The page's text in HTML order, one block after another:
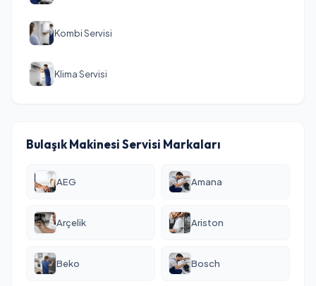
Kombi Servisi
Klima Servisi
Bulaşık Makinesi Servisi Markaları
AEG Amana
Arçelik Ariston
Beko Bosch